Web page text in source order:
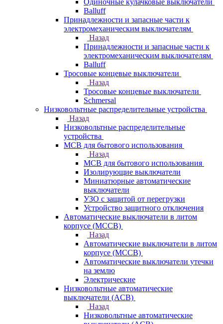
Одиночные кулачковые выключатели
Balluff
Принадлежности и запасные части к
электромеханическим выключателям
Назад
Принадлежности и запасные части к
электромеханическим выключателям
Balluff
Тросовые концевые выключатели
Назад
Тросовые концевые выключатели
Schmersal
Низковольтные распределительные устройства
Назад
Низковольтные распределительные
устройства
MCB для бытового использования
Назад
MCB для бытового использования
Изолирующие выключатели
Миниатюрные автоматические
выключатели
УЗО с защитой от перегрузки
Устройство защитного отключения
Автоматические выключатели в литом
корпусе (MCCB)
Назад
Автоматические выключатели в литом
корпусе (MCCB)
Автоматические выключатели утечки
на землю
Электрические
Низковольтные автоматические
выключатели (ACB)
Назад
Низковольтные автоматические